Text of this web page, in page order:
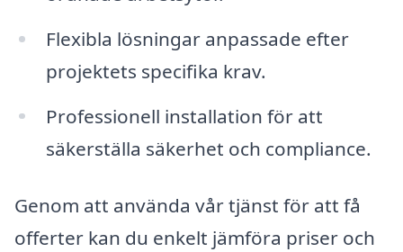
Flexibla lösningar anpassade efter
projektets specifika krav.
Professionell installation för att
säkerställa säkerhet och compliance.
Genom att använda vår tjänst för att få
offerter kan du enkelt jämföra priser och